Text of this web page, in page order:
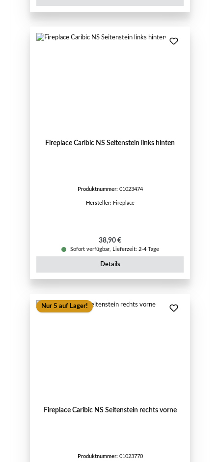
Fireplace Caribic NS Seitenstein links hinten
Produktnummer: 01023474
Hersteller: Fireplace
Regulärer Preis:
38,90 €
Sofort verfügbar, Lieferzeit: 2-4 Tage
Details
Nur 5 auf Lager!
Fireplace Caribic NS Seitenstein rechts vorne
Produktnummer: 01023770